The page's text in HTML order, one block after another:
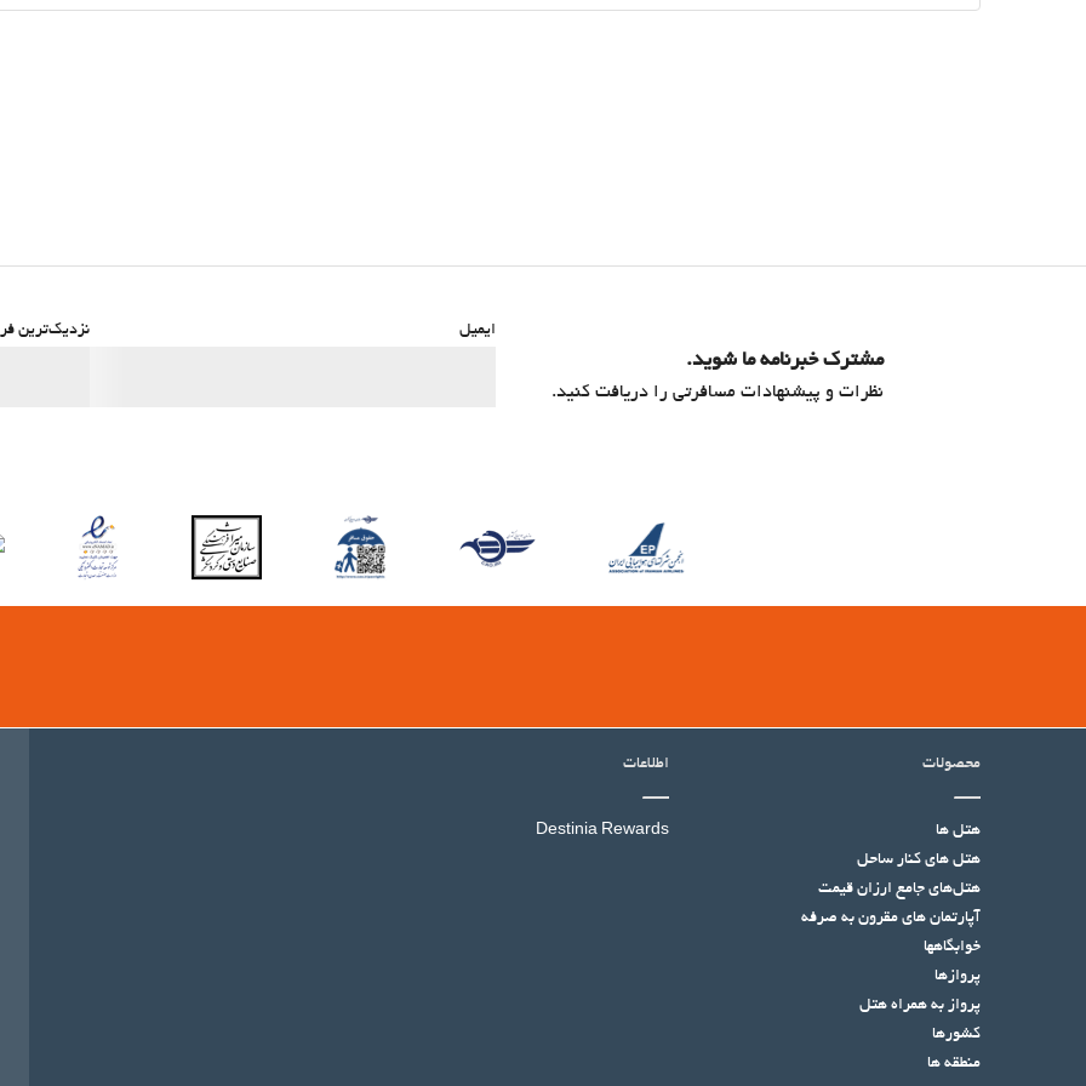
مشترک خبرنامه ما شوید.
نظرات و پیشنهادات مسافرتی را دریافت کنید.
ایمیل نزدیک‌ترین
محصولات
هتل ها
هتل‌ های کنار ساحل
هتل‌های جامع ارزان قیمت
آپارتمان های مقرون به صرفه
خوابگاهها
پروازها
پرواز به همراه هتل
کشورها
منطقه ها
اطلاعات
Destinia Rewards